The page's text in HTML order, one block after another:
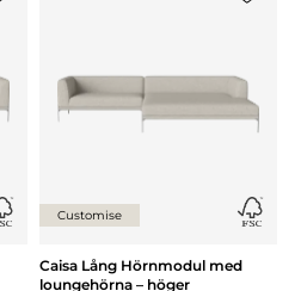
Customise
Caisa Lång Hörnmodul med
loungehörna – höger